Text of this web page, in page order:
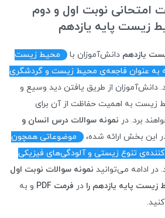
امتحانی نوبت اول و دوم
زیست پایه یازدهم
یازدهم دانش‌آموزان با
محیط زیست
به عنوان فاجعه‌ی محیط زیست و گردشگری
دانش‌آموزان از طریق یافتن دید وسیع و
زیست به اهمیت حفاظت از آن برای
برد. در نمونه سوالات درس انسان و
این بخش ارائه شده،
موضوعاتی همچون
تنوع زیستی و آلودگی‌های فیزیکی
ادامه می‌توانید نمونه سوالات نوبت اول
پایه یازدهم را در فرمت PDF
و به